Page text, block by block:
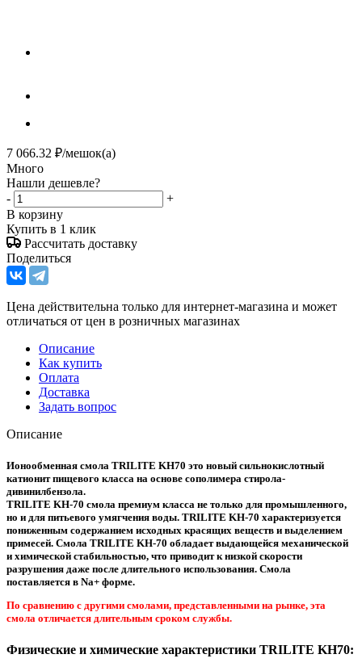
7 066.32 ₽/мешок(а)
Много
Нашли дешевле?
-
+
В корзину
Купить в 1 клик
Рассчитать доставку
Поделиться
Цена действительна только для интернет-магазина и может
отличаться от цен в розничных магазинах
Описание
Как купить
Оплата
Доставка
Задать вопрос
Описание
Ионообменная смола TRILITE KH70 это новый сильнокислотный
катионит пищевого класса на основе сополимера стирола-
дивинилбензола.
TRILITE KH-70 смола премиум класса не только для промышленного,
но и для питьевого умягчения воды. TRILITE KH-70 характеризуется
пониженным содержанием исходных красящих веществ и выделением
примесей. Смола TRILITE KH-70 обладает выдающейся механической
и химической стабильностью, что приводит к низкой скорости
разрушения даже после длительного использования. Смола
поставляется в Na+ форме.
По сравнению с другими смолами, представленными на рынке, эта
смола отличается длительным сроком службы.
Физические и химические характеристики TRILITE KH70: